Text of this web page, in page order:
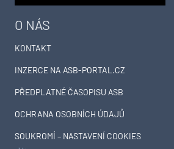
O NÁS
KONTAKT
INZERCE NA ASB-PORTAL.CZ
PŘEDPLATNÉ ČASOPISU ASB
OCHRANA OSOBNÍCH ÚDAJŮ
SOUKROMÍ – NASTAVENÍ COOKIES